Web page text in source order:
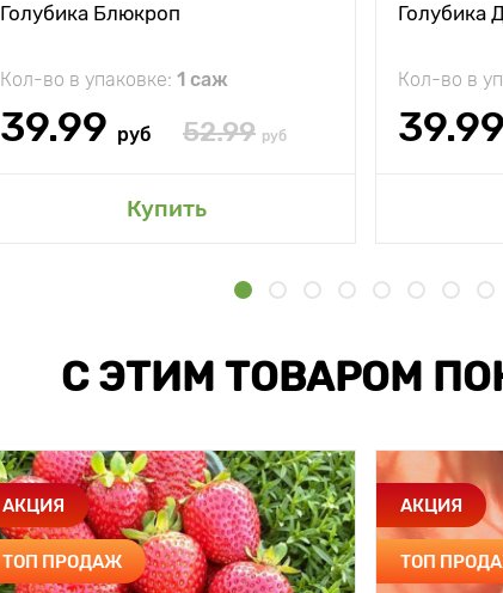
Голубика Блюкроп
Кол-во в упаковке: 1 саж
39.99 руб 52.99 руб
Купить
Голубика
Кол-во в
39.99
С ЭТИМ ТОВАРОМ
АКЦИЯ
ТОП ПРОДАЖ
АКЦИЯ
ТОП